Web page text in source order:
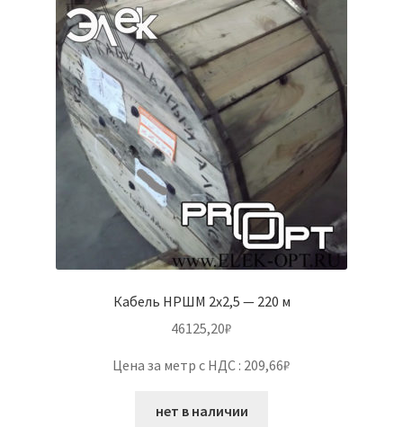
Кабель НРШМ 2х2,5 — 220 м
46125,20₽
Цена за метр с НДС : 209,66₽
нет в наличии